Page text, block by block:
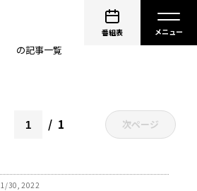
番組表
の記事一覧
1 次ページ
1/30, 2022